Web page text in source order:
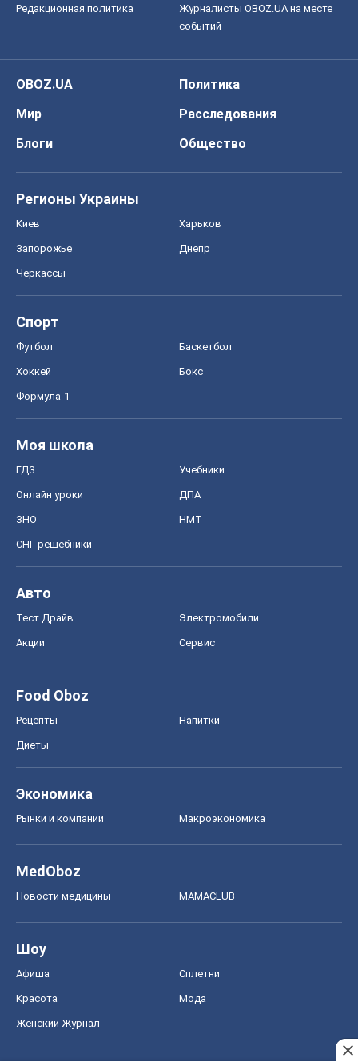
Редакционная политика
Журналисты OBOZ.UA на месте
событий
OBOZ.UA
Политика
Мир
Расследования
Блоги
Общество
Регионы Украины
Киев Харьков
Запорожье Днепр
Черкассы
Спорт
Футбол Баскетбол
Хоккей Бокс
Формула-1
Моя школа
ГДЗ Учебники
Онлайн уроки ДПА
ЗНО НМТ
СНГ решебники
Авто
Тест Драйв Электромобили
Акции Сервис
Food Oboz
Рецепты Напитки
Диеты
Экономика
Рынки и компании Mакроэкономика
MedOboz
Новости медицины MAMACLUB
Шоу
Афиша Сплетни
Красота Мода
Женский Журнал